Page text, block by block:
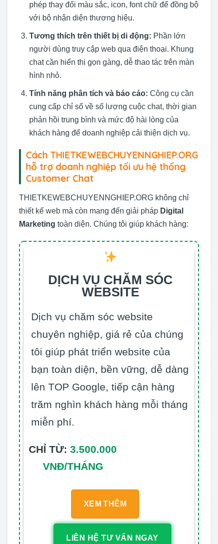
phép thay đổi màu sắc, icon, font chữ để đồng bộ
với bộ nhận diện thương hiệu.
Tương thích trên thiết bị di động: Phần lớn
người dùng truy cập web qua điện thoại. Khung
chat cần hiển thị gọn gàng, dễ thao tác trên màn
hình nhỏ.
Tính năng phân tích và báo cáo: Công cụ cần
cung cấp chỉ số về số lượng cuộc chat, thời gian
phản hồi trung bình và mức độ hài lòng của
khách hàng để doanh nghiệp cải thiện dịch vụ.
Cách THIETKEWEBCHUYENNGHIEP.ORG
hỗ trợ doanh nghiệp tối ưu hệ thống
Customer Chat
THIETKEWEBCHUYENNGHIEP.ORG không chỉ
thiết kế web mà còn mang đến giải pháp Digital
Marketing toàn diện. Chúng tôi giúp khách hàng:
DỊCH VỤ CHĂM SÓC
WEBSITE
Dịch vụ chăm sóc website
chuyên nghiệp, giá rẻ của chúng
tôi giúp phát triển website của
bạn toàn diện, bền vững, dễ dàng
lên TOP Google, tiếp cận hàng
trăm nghìn khách hàng mỗi tháng
miễn phí.
CHỈ TỪ: 3.500.000
VNĐ/THÁNG
XEM THÊM
LIÊN HỆ TƯ VẤN NGAY